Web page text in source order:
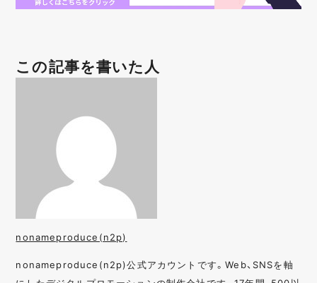
この記事を書いた人
nonameproduce(n2p)
nonameproduce(n2p)公式アカウントです。Web、SNSを軸